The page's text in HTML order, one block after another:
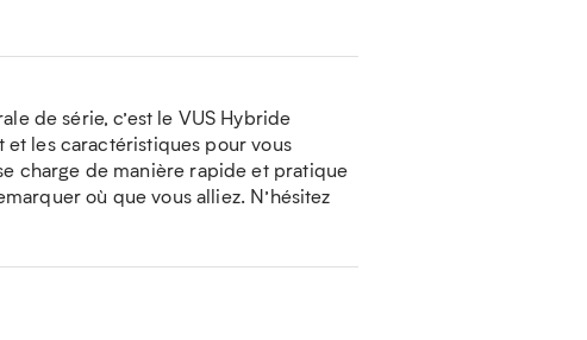
de série, c’est le VUS Hybride
et les caractéristiques pour vous
charge de manière rapide et pratique
où que vous alliez. N’hésitez